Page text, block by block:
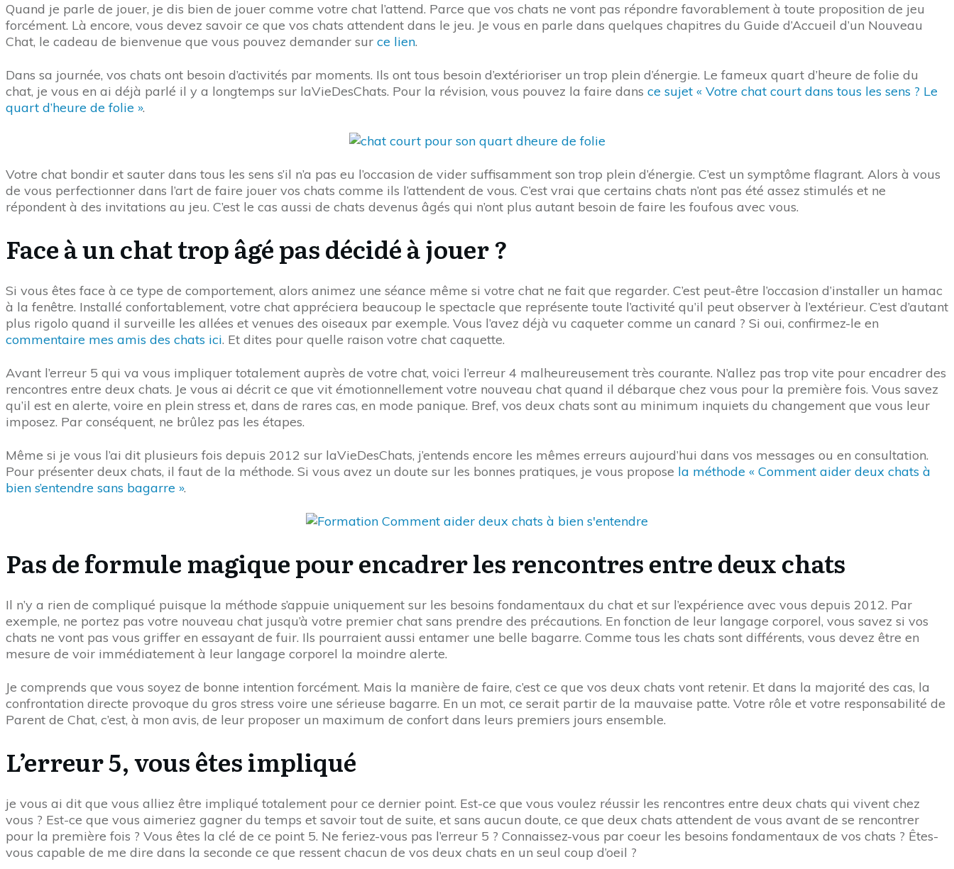
Quand je parle de jouer, je dis bien de jouer comme votre chat l’attend. Parce que vos chats ne vont pas répondre favorablement à toute proposition de jeu
forcément. Là encore, vous devez savoir ce que vos chats attendent dans le jeu. Je vous en parle dans quelques chapitres du Guide d’Accueil d’un Nouveau
Chat, le cadeau de bienvenue que vous pouvez demander sur ce lien.
Dans sa journée, vos chats ont besoin d’activités par moments. Ils ont tous besoin d’extérioriser un trop plein d’énergie. Le fameux quart d’heure de folie du
chat, je vous en ai déjà parlé il y a longtemps sur laVieDesChats. Pour la révision, vous pouvez la faire dans ce sujet « Votre chat court dans tous les sens ? Le
quart d’heure de folie ».
Votre chat bondir et sauter dans tous les sens s’il n’a pas eu l’occasion de vider suffisamment son trop plein d’énergie. C’est un symptôme flagrant. Alors à vous
de vous perfectionner dans l’art de faire jouer vos chats comme ils l’attendent de vous. C’est vrai que certains chats n’ont pas été assez stimulés et ne
répondent à des invitations au jeu. C’est le cas aussi de chats devenus âgés qui n’ont plus autant besoin de faire les foufous avec vous.
Face à un chat trop âgé pas décidé à jouer ?
Si vous êtes face à ce type de comportement, alors animez une séance même si votre chat ne fait que regarder. C’est peut-être l’occasion d’installer un hamac
à la fenêtre. Installé confortablement, votre chat appréciera beaucoup le spectacle que représente toute l’activité qu’il peut observer à l’extérieur. C’est d’autant
plus rigolo quand il surveille les allées et venues des oiseaux par exemple. Vous l’avez déjà vu caqueter comme un canard ? Si oui, confirmez-le en
commentaire mes amis des chats ici. Et dites pour quelle raison votre chat caquette.
Avant l’erreur 5 qui va vous impliquer totalement auprès de votre chat, voici l’erreur 4 malheureusement très courante. N’allez pas trop vite pour encadrer des
rencontres entre deux chats. Je vous ai décrit ce que vit émotionnellement votre nouveau chat quand il débarque chez vous pour la première fois. Vous savez
qu’il est en alerte, voire en plein stress et, dans de rares cas, en mode panique. Bref, vos deux chats sont au minimum inquiets du changement que vous leur
imposez. Par conséquent, ne brûlez pas les étapes.
Même si je vous l’ai dit plusieurs fois depuis 2012 sur laVieDesChats, j’entends encore les mêmes erreurs aujourd’hui dans vos messages ou en consultation.
Pour présenter deux chats, il faut de la méthode. Si vous avez un doute sur les bonnes pratiques, je vous propose la méthode « Comment aider deux chats à
bien s’entendre sans bagarre ».
Pas de formule magique pour encadrer les rencontres entre deux chats
Il n’y a rien de compliqué puisque la méthode s’appuie uniquement sur les besoins fondamentaux du chat et sur l’expérience avec vous depuis 2012. Par
exemple, ne portez pas votre nouveau chat jusqu’à votre premier chat sans prendre des précautions. En fonction de leur langage corporel, vous savez si vos
chats ne vont pas vous griffer en essayant de fuir. Ils pourraient aussi entamer une belle bagarre. Comme tous les chats sont différents, vous devez être en
mesure de voir immédiatement à leur langage corporel la moindre alerte.
Je comprends que vous soyez de bonne intention forcément. Mais la manière de faire, c’est ce que vos deux chats vont retenir. Et dans la majorité des cas, la
confrontation directe provoque du gros stress voire une sérieuse bagarre. En un mot, ce serait partir de la mauvaise patte. Votre rôle et votre responsabilité de
Parent de Chat, c’est, à mon avis, de leur proposer un maximum de confort dans leurs premiers jours ensemble.
L’erreur 5, vous êtes impliqué
je vous ai dit que vous alliez être impliqué totalement pour ce dernier point. Est-ce que vous voulez réussir les rencontres entre deux chats qui vivent chez
vous ? Est-ce que vous aimeriez gagner du temps et savoir tout de suite, et sans aucun doute, ce que deux chats attendent de vous avant de se rencontrer
pour la première fois ? Vous êtes la clé de ce point 5. Ne feriez-vous pas l’erreur 5 ? Connaissez-vous par coeur les besoins fondamentaux de vos chats ? Êtes-
vous capable de me dire dans la seconde ce que ressent chacun de vos deux chats en un seul coup d’oeil ?